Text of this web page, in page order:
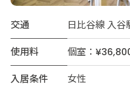
交通
日比谷線 入谷
使用料
個室：
入居条件
女性